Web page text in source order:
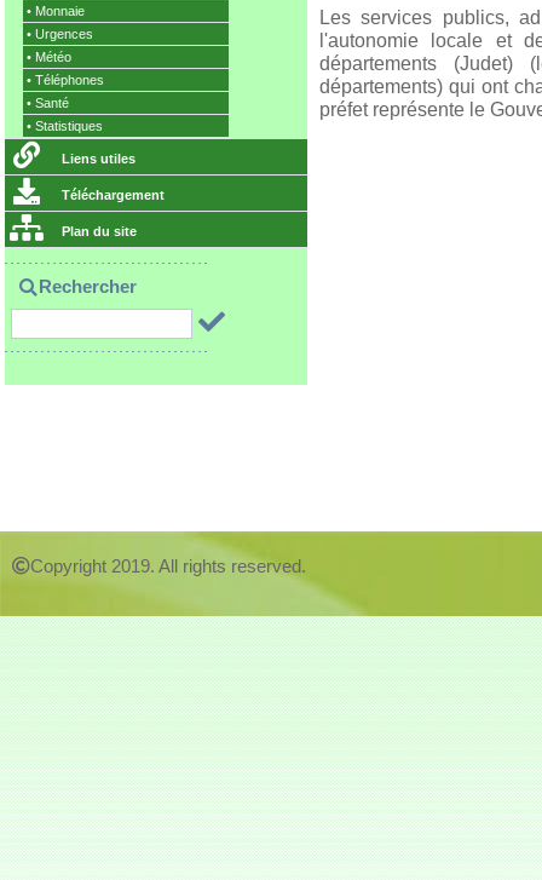
• Monnaie
• Urgences
• Météo
• Téléphones
• Santé
• Statistiques
Liens utiles
Téléchargement
Plan du site
Rechercher
Les services publics,
l'autonomie locale et
départements
départements) qui ont
préfet représente le
Copyright 2019. All rights reserved.